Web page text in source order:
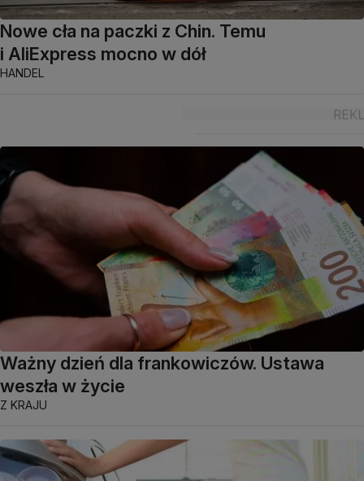
Nowe cła na paczki z Chin. Temu
i AliExpress mocno w dół
HANDEL
Ważny dzień dla frankowiczów. Ustawa
weszła w życie
Z KRAJU